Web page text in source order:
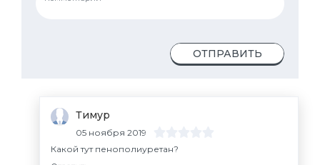
ОТПРАВИТЬ
Тимур
05 ноября 2019
Какой тут пенополиуретан?